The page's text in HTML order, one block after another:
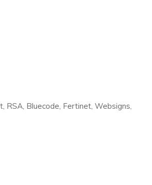
RSA, Bluecode, Fertinet, Websigns,